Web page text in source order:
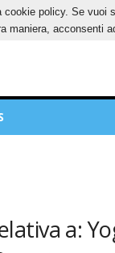
a:
policy. Se
maniera, acconsenti